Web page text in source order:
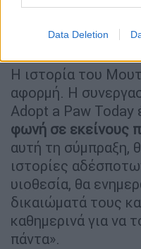
Data Deletion
Μια συνεργασία
Η ιστορία του
αφορμή. Η
Adopt a Paw Today
φωνή σε εκείνους
αυτή τη σύμπραξη,
ιστορίες
υιοθεσία, θα
δικαιώματά τους
καθημερινά για να
πάντα».